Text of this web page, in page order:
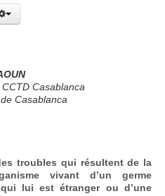
Casablanca
Casablanca
troubles qui résultent de la
vivant d’un germe
lui est étranger ou d’une